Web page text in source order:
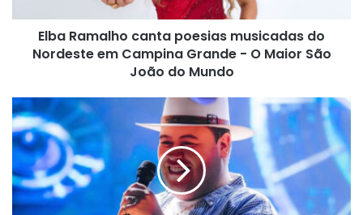
Campina
Grande
São
João
do
Mundo
Elba Ramalho canta poesias musicadas do
Nordeste em Campina Grande - O Maior São
João do Mundo
Primeira
noite
reúne
multidão
com
show
exclusivo